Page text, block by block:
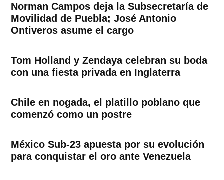
Norman Campos deja la Subsecretaría de
Movilidad de Puebla; José Antonio
Ontiveros asume el cargo
Tom Holland y Zendaya celebran su boda
con una fiesta privada en Inglaterra
Chile en nogada, el platillo poblano que
comenzó como un postre
México Sub-23 apuesta por su evolución
para conquistar el oro ante Venezuela